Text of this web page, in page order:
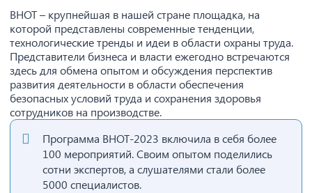
ВНОТ – крупнейшая в нашей стране площадка, на
которой представлены современные тенденции,
технологические тренды и идеи в области охраны труда.
Представители бизнеса и власти ежегодно встречаются
здесь для обмена опытом и обсуждения перспектив
развития деятельности в области обеспечения
безопасных условий труда и сохранения здоровья
сотрудников на производстве.
Программа ВНОТ-2023 включила в себя более
100 мероприятий. Своим опытом поделились
сотни экспертов, а слушателями стали более
5000 специалистов.